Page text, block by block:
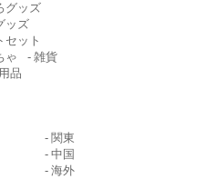
グッズ
ッズ
セット
ゃ
雑貨
品
関東
中国
海外